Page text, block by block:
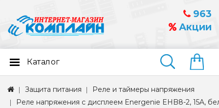
963
Акции
Найти
Каталог
Защита питания
Реле и таймеры напряжения
Реле напряжения c дисплеем Energenie EHB8-2, 15A,